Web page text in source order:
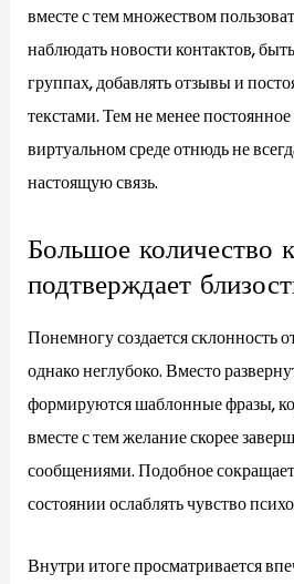
вместе с тем множеством
наблюдать новости контактов,
группах, добавлять отзывы и
текстами. Тем не менее
виртуальном среде отнюдь не
настоящую связь.
Большое количество
подтверждает
Понемногу создается склонность
однако неглубоко. Вместо
формируются шаблонные фразы,
вместе с тем желание скорее
сообщениями. Подобное
состоянии ослаблять чувство
Внутри итоге просматривается